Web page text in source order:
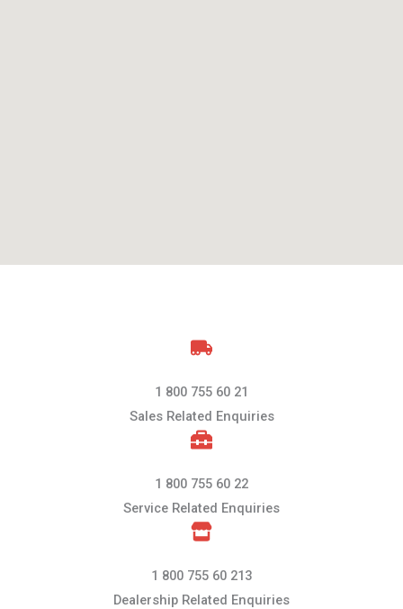
1 800 755 60 21​
Sales Related Enquiries​
1 800 755 60 22
Service Related Enquiries​
1 800 755 60 213
Dealership Related Enquiries​